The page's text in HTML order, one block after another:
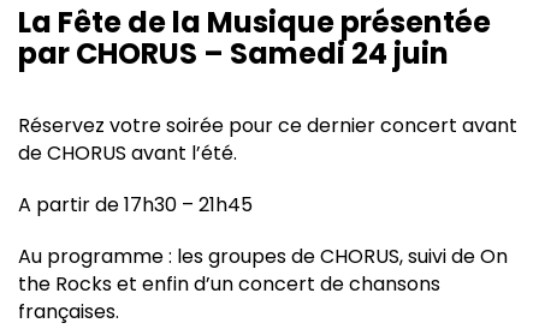
La Fête de la Musique présentée
par CHORUS – Samedi 24 juin
Réservez votre soirée pour ce dernier concert avant
de CHORUS avant l’été.
A partir de 17h30 – 21h45
Au programme : les groupes de CHORUS, suivi de On
the Rocks et enfin d’un concert de chansons
françaises.